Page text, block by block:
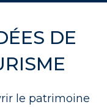
DE
le patrimoine